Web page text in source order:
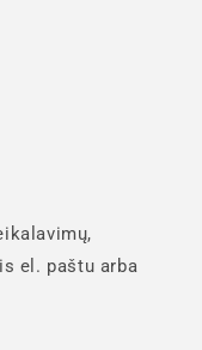
el. paštu arba